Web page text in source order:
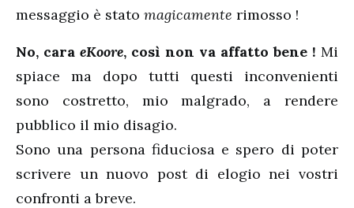
messaggio è stato magicamente rimosso !
No, cara eKoore, così non va affatto bene ! Mi
spiace ma dopo tutti questi inconvenienti
sono costretto, mio malgrado, a rendere
pubblico il mio disagio.
Sono una persona fiduciosa e spero di poter
scrivere un nuovo post di elogio nei vostri
confronti a breve.